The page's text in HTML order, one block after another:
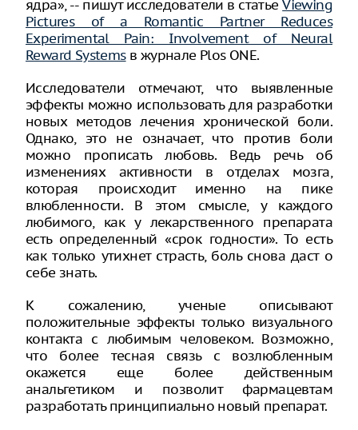
ядра», -- пишут исследователи в статьеViewing
Pictures of a Romantic Partner Reduces
Experimental Pain: Involvement of Neural
Reward Systemsв журнале Plos ONE.
Исследователи отмечают, что выявленные
эффекты можно использовать для разработки
новых методов лечения хронической боли.
Однако, это не означает, что против боли
можно прописать любовь. Ведь речь об
изменениях активности в отделах мозга,
которая происходит именно на пике
влюбленности. В этом смысле, у каждого
любимого, как у лекарственного препарата
есть определенный «срок годности». То есть
как только утихнет страсть, боль снова даст о
себе знать.
К сожалению, ученые описывают
положительные эффекты только визуального
контакта с любимым человеком. Возможно,
что более тесная связь с возлюбленным
окажется еще более действенным
анальгетиком и позволит фармацевтам
разработать принципиально новый препарат.